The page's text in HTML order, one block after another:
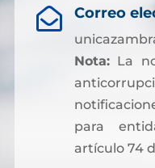
 Correo
Nota:La
para
artículo 74